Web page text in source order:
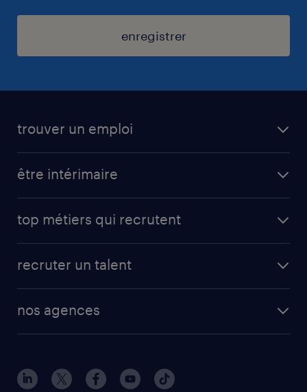
enregistrer
trouver un emploi
créer un compte candidat
être intérimaire
app talent / portail web
top métiers qui recrutent
manutentionnaire
recruter un talent
solutions opérationnelles
contact entreprise
nos agences
nos agences par ville